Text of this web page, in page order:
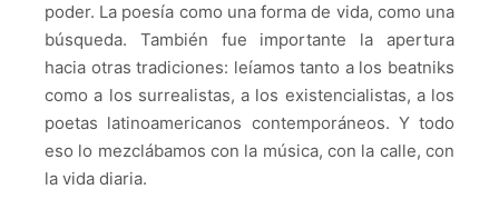
poder. La poesía como una forma de vida, como una
búsqueda. También fue importante la apertura
hacia otras tradiciones: leíamos tanto a los beatniks
como a los surrealistas, a los existencialistas, a los
poetas latinoamericanos contemporáneos. Y todo
eso lo mezclábamos con la música, con la calle, con
la vida diaria.